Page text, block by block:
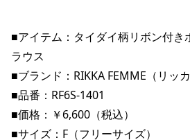
■アイテム：タイダイ柄リボン付き
ラウス
■ブランド：RIKKA FEMME（リッカ
■品番：RF6S-1401
■価格：￥6,600（税込）
■サイズ：F（フリーサイズ）